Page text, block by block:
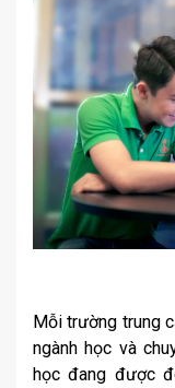
Mỗi trường trung
ngành học và
học đang được